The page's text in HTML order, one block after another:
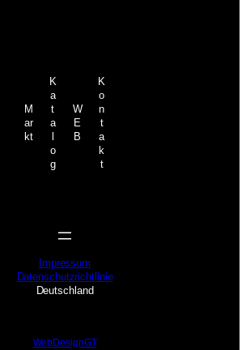
M
ar
kt
K
a
t
a
l
o
g
W
E
B
K
o
n
t
a
k
t
Impressum
Datenschutzrichtlinie
Deutschland
WebDesignGT